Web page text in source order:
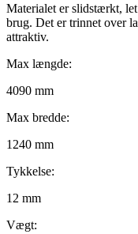
Materialet er slidstærkt,
brug. Det er trinnet over
attraktiv.
Max længde:
4090 mm
Max bredde:
1240 mm
Tykkelse:
12 mm
Vægt: